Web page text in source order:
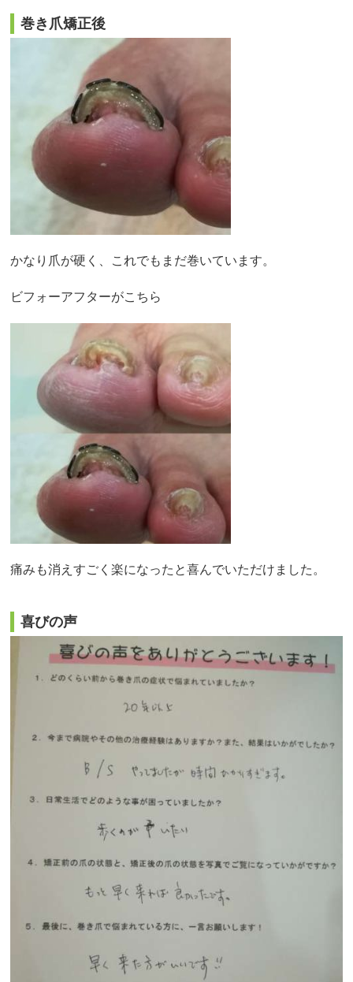
巻き爪矯正後
かなり爪が硬く、これでもまだ巻いています。
ビフォーアフターがこちら
痛みも消えすごく楽になったと喜んでいただけました。
喜びの声